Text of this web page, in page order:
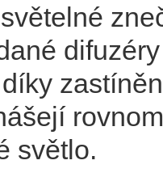
světlo.